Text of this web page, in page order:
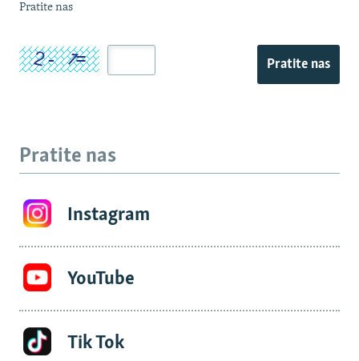
Pratite nas
Pratite nas
Pratite nas
Instagram
YouTube
Tik Tok